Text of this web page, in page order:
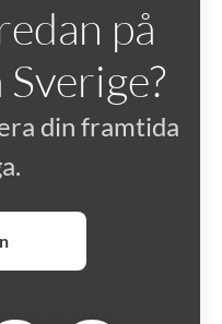
på
din framtida